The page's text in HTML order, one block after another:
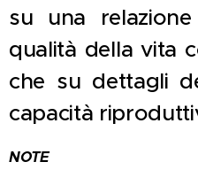
su una
qualità della vita
che su dettagli
capacità
NOTE